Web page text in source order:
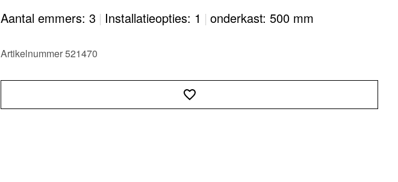
Alle onderdelen zijn makkelijk te reinigen, dankzij de grote en
Dankzij de optioneel verkrijgbare accessoires kunt u het systeem
Aantal emmers: 3 | Installatieopties: 1 | onderkast: 500 mm
Artikelnummer 521470